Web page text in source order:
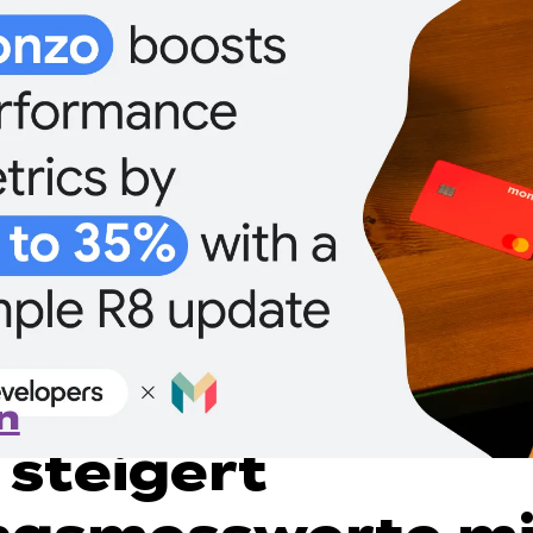
steigert